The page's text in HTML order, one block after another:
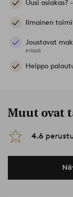
Uusi asiakas? -
Ilmainen
Joustavat
erissä
Helppo
Muut ovat
4.6